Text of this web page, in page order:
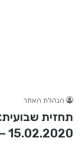
הנהלת האתר
תחזית שבועית:
15.02.2020 – 09.02.20